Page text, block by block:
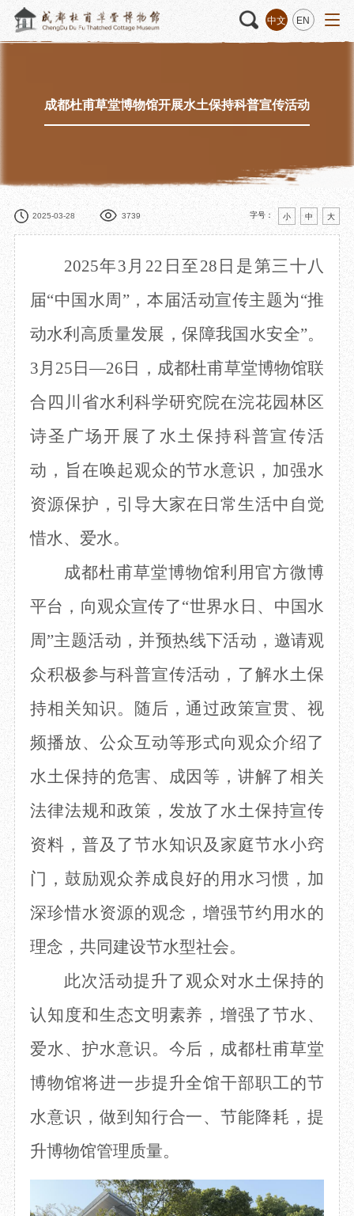
中文 EN
请
活动 “人日游草堂”系列文化活动 藏品 藏品概述
数字资源
捐赠名录
文创 杜甫草堂文创馆
数字文创
IP授权
草堂艺术中心
文创咨询
景点 正门
诗史堂
柴门
工部祠
少陵草堂碑亭
唐代遗址
草堂影壁
草堂书院
成都杜甫草堂博物馆开展水土保持科普宣传活动
2025-03-28 3739 字号： 小 中 大
2025年3月22日至28日是第三十八
届“中国水周 ”，本届活动宣传主题为“推
动水利高质量发展，保障我国水安全”。
3月25日—26日， 成都杜甫草堂博物馆联
合 四川省水利 科学研究院在浣花园林区
诗圣广场开展了水土保持科普宣传活
动，旨在唤起观众的节水意识，加强水
资源保护 ， 引导大家在日常生活中 自觉
惜水、爱水。
成都杜甫草堂博物馆利用官方微博
平台， 向观众宣传了“世界水日、中国水
周”主题活动，并预热线下活动，邀请观
众积极参与科普宣传活动，了解水土保
持相关知识。随后，通过政策宣贯、视
频播放、公众互动等形式向观众介绍了
水土保持的危害、成因等，讲解了相关
法律法规和政策，发放了水土保持宣传
资料 ， 普及 了节水知识及家庭节水小窍
门，鼓励观众养成良好的用水习惯，加
深珍惜水资源的观念，增强节约用水的
理念 ， 共同建设节水型社会。
此次活动提升了观众对水土保持的
认知度和生态文明素养，增强了节水、
爱水、护水意识。今后， 成都杜甫草堂
博物馆将进一步提升全馆干部职工的节
水意识，做到知行合一、节能降耗，提
升博物馆管理质量。